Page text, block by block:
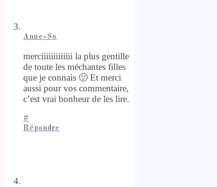
Anne-So
merciiiiiiiiiiiii la plus gentille
de toute les méchantes filles
que je connais 🙂 Et merci
aussi pour vos commentaire,
c’est vrai bonheur de les lire.
#
Répondre